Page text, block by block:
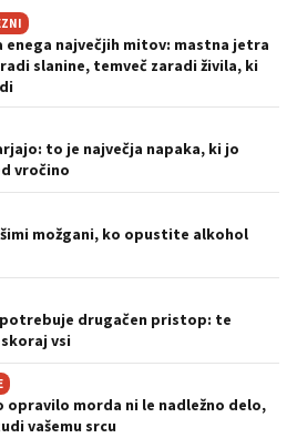
enega največjih mitov: mastna jetra
slanine, temveč zaradi živila, ki
to je največja napaka, ki jo
vročino
možgani, ko opustite alkohol
drugačen pristop: te
vsi
opravilo morda ni le nadležno delo,
vašemu srcu